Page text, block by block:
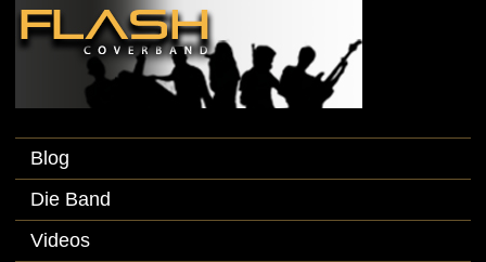
Blog
Die Band
Videos